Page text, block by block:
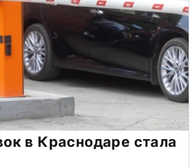
в Краснодаре стала